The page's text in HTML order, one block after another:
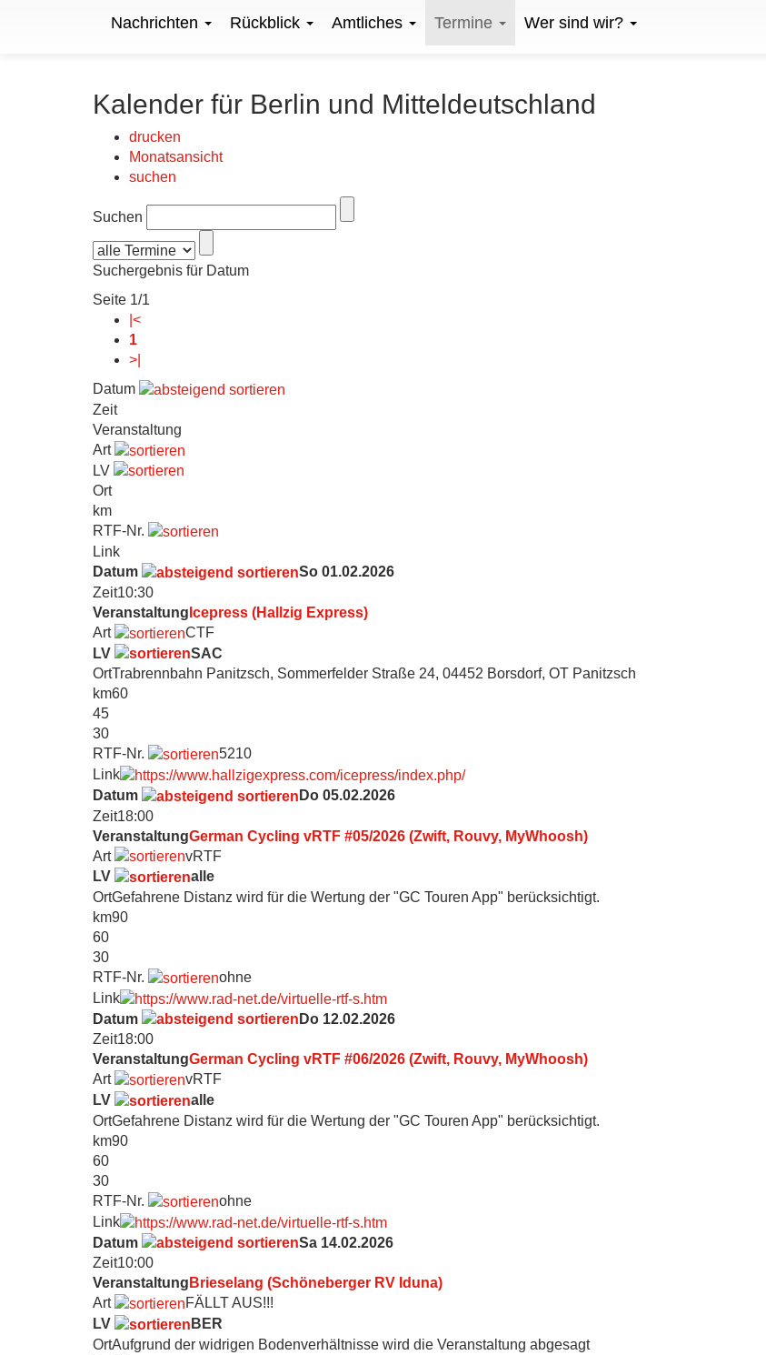
Nachrichten Rückblick Amtliches Termine Wer sind wir?
Kalender für Berlin und Mitteldeutschland
drucken
Monatsansicht
suchen
Suchen
Suchergebnis für Datum
Seite 1/1
|<
1
>|
Datum
Zeit
Veranstaltung
Art
LV
Ort
km
RTF-Nr.
Link
Datum
So 01.02.2026
Zeit10:30
Veranstaltung Icepress (Hallzig Express)
Art
CTF
LV
SAC
OrtTrabrennbahn Panitzsch, Sommerfelder Straße 24, 04452 Borsdorf, OT Panitzsch
km60
45
30
RTF-Nr.
5210
Link
Datum
Do 05.02.2026
Zeit18:00
VeranstaltungGerman Cycling vRTF #05/2026 (Zwift, Rouvy, MyWhoosh)
Art
vRTF
LV
alle
OrtGefahrene Distanz wird für die Wertung der "GC Touren App" berücksichtigt.
km90
60
30
RTF-Nr.
ohne
Link
Datum
Do 12.02.2026
Zeit18:00
VeranstaltungGerman Cycling vRTF #06/2026 (Zwift, Rouvy, MyWhoosh)
Art
vRTF
LV
alle
OrtGefahrene Distanz wird für die Wertung der "GC Touren App" berücksichtigt.
km90
60
30
RTF-Nr.
ohne
Link
Datum
Sa 14.02.2026
Zeit10:00
Veranstaltung Brieselang (Schöneberger RV Iduna)
Art
FÄLLT AUS!!!
LV
BER
OrtAufgrund der widrigen Bodenverhältnisse wird die Veranstaltung abgesagt